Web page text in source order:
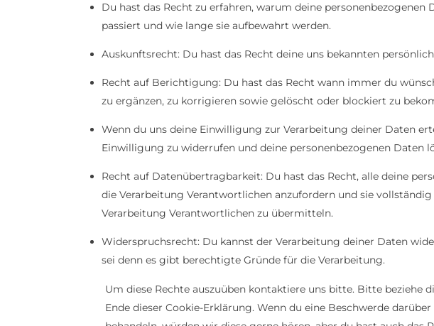
Du hast das Recht zu erfahren, warum deine
passiert und wie lange sie aufbewahrt werden.
Auskunftsrecht: Du hast das Recht deine uns bekannten
Recht auf Berichtigung: Du hast das Recht wann immer du
zu ergänzen, zu korrigieren sowie gelöscht oder blockiert zu
Wenn du uns deine Einwilligung zur Verarbeitung deiner Daten
Einwilligung zu widerrufen und deine personenbezogenen Daten
Recht auf Datenübertragbarkeit: Du hast das Recht, alle deine
die Verarbeitung Verantwortlichen anzufordern und sie
Verarbeitung Verantwortlichen zu übermitteln.
Widerspruchsrecht: Du kannst der Verarbeitung deiner Daten
sei denn es gibt berechtigte Gründe für die Verarbeitung.
Um diese Rechte auszuüben kontaktiere uns bitte. Bitte beziehe
Ende dieser Cookie-Erklärung. Wenn du eine Beschwerde